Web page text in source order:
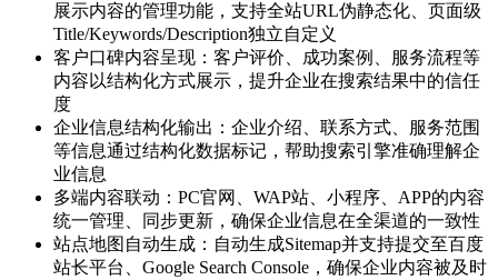
展示内容的管理功能，支持全站URL伪静态化、页面级
Title/Keywords/Description独立自定义
客户口碑内容呈现：客户评价、成功案例、服务流程等
内容以结构化方式展示，提升企业在搜索结果中的信任
度
企业信息结构化输出：企业介绍、联系方式、服务范围
等信息通过结构化数据标记，帮助搜索引擎准确理解企
业信息
多端内容联动：PC官网、WAP站、小程序、APP的内容
统一管理、同步更新，确保企业信息在全渠道的一致性
站点地图自动生成：自动生成Sitemap并支持提交至百度
站长平台、Google Search Console，确保企业内容被及时